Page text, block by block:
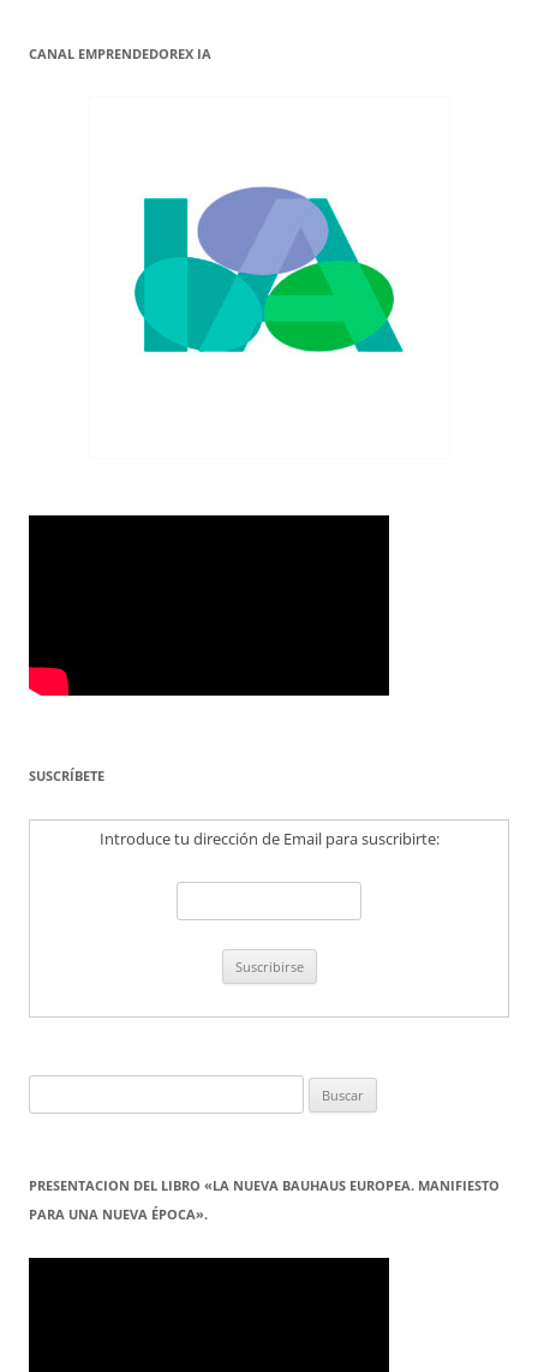
CANAL EMPRENDEDOREX IA
SUSCRÍBETE
Introduce tu dirección de Email para suscribirte:
PRESENTACION DEL LIBRO «LA NUEVA BAUHAUS EUROPEA. MANIFIESTO
PARA UNA NUEVA ÉPOCA».